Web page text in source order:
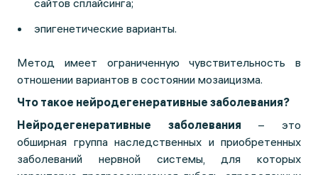
сайтов сплайсинга;
эпигенетические варианты.
Метод имеет ограниченную чувствительность в
отношении вариантов в состоянии мозаицизма.
Что такое нейродегенеративные заболевания?
Нейродегенеративные заболевания – это
обширная группа наследственных и приобретенных
заболеваний нервной системы, для которых